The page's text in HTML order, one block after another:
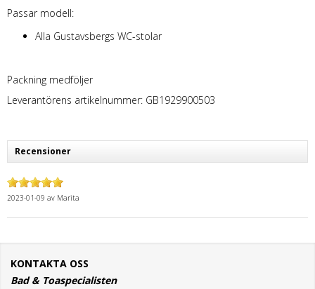
Passar modell:
Alla Gustavsbergs WC-stolar
Packning medföljer
Leverantörens artikelnummer: GB1929900503
Recensioner
2023-01-09 av Marita
KONTAKTA OSS
Bad & Toaspecialisten